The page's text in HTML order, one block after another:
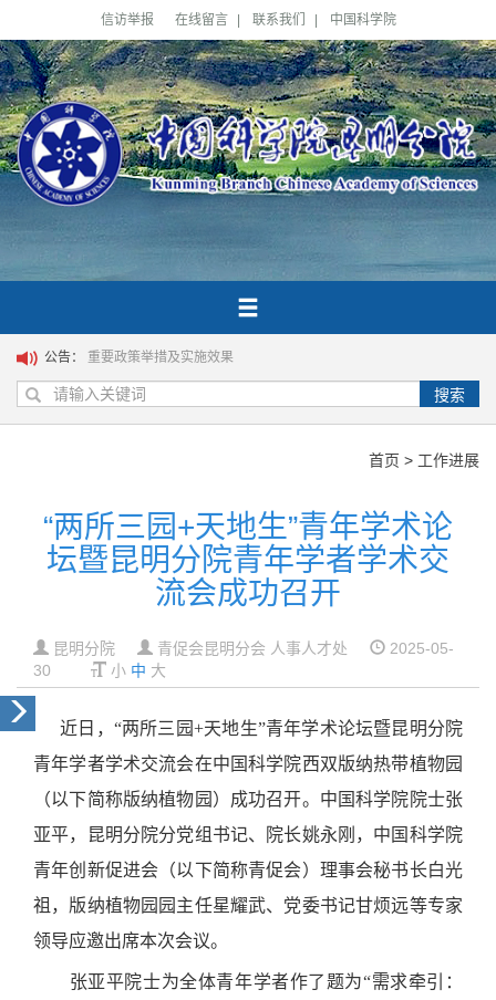
信访举报 在线留言 联系我们 中国科学院
公告： 重要政策举措及实施效果
搜索
首页 > 工作进展
“两所三园+天地生”青年学术论
坛暨昆明分院青年学者学术交
流会成功召开
昆明分院 青促会昆明分会 人事人才处
2025-05-
30
小 中 大
近日，“两所三园+天地生”青年学术论坛暨昆明分院
青年学者学术交流会在中国科学院西双版纳热带植物园
（以下简称版纳植物园）成功召开。中国科学院院士张
亚平，昆明分院分党组书记、院长姚永刚，中国科学院
青年创新促进会（以下简称青促会）理事会秘书长白光
祖，版纳植物园园主任星耀武、党委书记甘烦远等专家
领导应邀出席本次会议。
张亚平院士为全体青年学者作了题为“需求牵引：